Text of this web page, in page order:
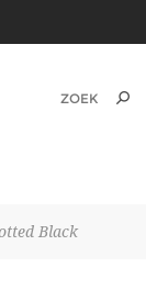
Black